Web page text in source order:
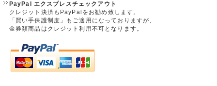
PayPal エクスプレスチェックアウト
クレジット決済もPayPalをお勧め致します。
「買い手保護制度」もご適用になっておりますが、
金券類商品はクレジット利用不可となります。